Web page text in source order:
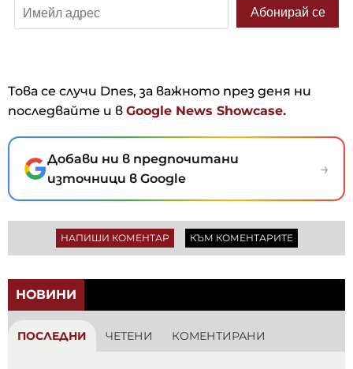
Това се случи Dnes, за важното през деня ни
последвайте и в Google News Showcase.
Добави ни в предпочитани
източници в Google
→
НАПИШИ КОМЕНТАР КЪМ КОМЕНТАРИТЕ
НОВИНИ
ПОСЛЕДНИ ЧЕТЕНИ КОМЕНТИРАНИ